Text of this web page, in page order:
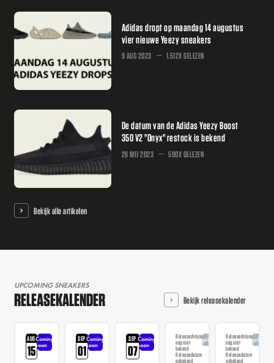
Adidas dropt op maandag 14 augustus
vier nieuwe Yeezy sneakers
9 AUG 2023 1.512X GELEZEN
De datum van de Adidas Yeezy Boost
350 V2 "Onyx" restock is bekend
26 MEI 2023 590X GELEZEN
Bekijk alle artikelen
UPCOMING SNEAKERS
RELEASEKALENDER Bekijk releasekalender
AUG
15
Coming
soon
SEP
01
Coming
soon
SEP
07
Coming
soon
Releasedatum
nog niet
bekend
Releasedatum
onbekend
AangekondigdReleasedatum
nog niet
bekend
Releasedatum
onbekend